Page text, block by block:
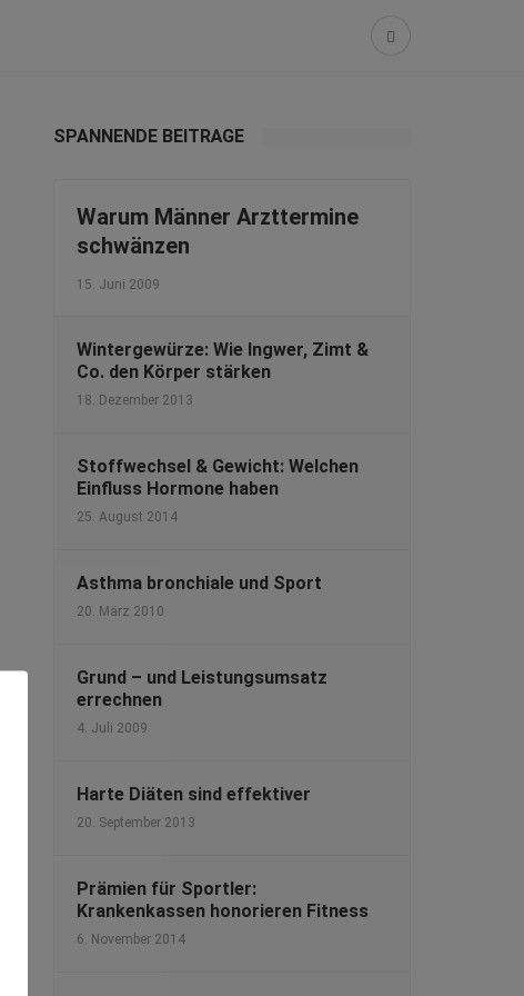
SPANNENDE BEITRÄGE
Warum Männer Arzttermine
schwänzen
15. Juni 2009
Wintergewürze: Wie Ingwer, Zimt &
Co. den Körper stärken
18. Dezember 2013
Stoffwechsel & Gewicht: Welchen
Einfluss Hormone haben
25. August 2014
Asthma bronchiale und Sport
20. März 2010
Grund – und Leistungsumsatz
errechnen
4. Juli 2009
Harte Diäten sind effektiver
20. September 2013
Prämien für Sportler:
Krankenkassen honorieren Fitness
6. November 2014